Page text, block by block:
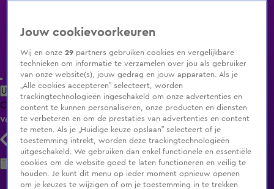
Uitzending Gemist Populaire programma's Zenders Genres
ClipsFilmsRadioSmart TV inlogShop
Volg KIJK
Zoeken
Jouw cookievoorkeuren
Wij en onze29 partners gebruiken cookies en vergelijkbare
technieken om informatie te verzamelen over jou als gebruiker
van onze website(s), jouw gedrag en jouw apparaten. Als je
„Alle cookies accepteren” selecteert, worden
trackingtechnologieën ingeschakeld om onze advertenties en
content te kunnen personaliseren, onze producten en diensten
te verbeteren en om de prestaties van advertenties en content
te meten. Als je „Huidige keuze opslaan” selecteert of je
toestemming intrekt, worden deze trackingtechnologieën
uitgeschakeld. We gebruiken dan enkel functionele en essentiële
cookies om de website goed te laten functioneren en veilig te
houden. Je kunt dit menu op ieder moment opnieuw openen
om je keuzes te wijzigen of om je toestemming in te trekken